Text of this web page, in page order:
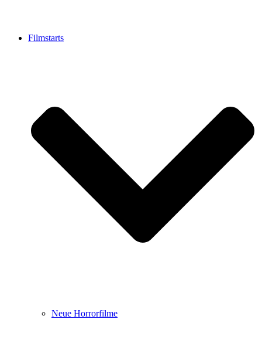
Filmstarts
Neue Horrorfilme